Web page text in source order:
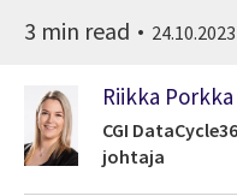
3 min read 24.10.2023
Riikka
CGI
johtaja